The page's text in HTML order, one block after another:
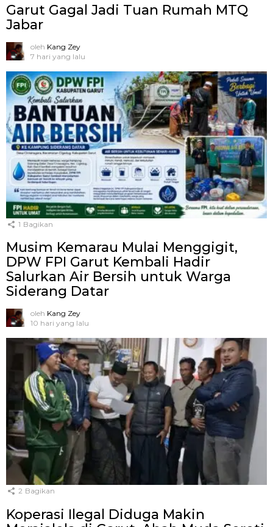
Garut Gagal Jadi Tuan Rumah MTQ
Jabar
oleh Kang Zey
7 hari yang lalu
1 Bagikan
Musim Kemarau Mulai Menggigit,
DPW FPI Garut Kembali Hadir
Salurkan Air Bersih untuk Warga
Siderang Datar
oleh Kang Zey
10 hari yang lalu
2 Bagikan
Koperasi Ilegal Diduga Makin